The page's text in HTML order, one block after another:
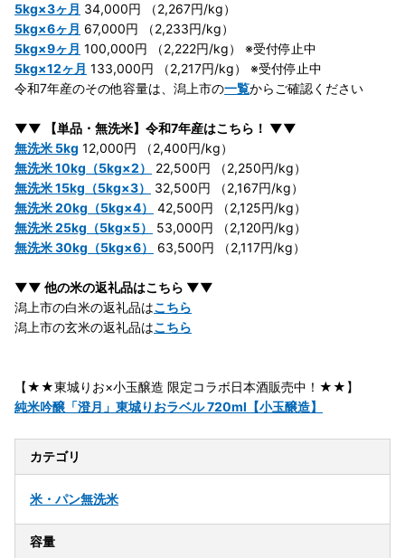
5kg×3ヶ月 34,000円 （2,267円/kg）
5kg×6ヶ月 67,000円 （2,233円/kg）
5kg×9ヶ月 100,000円 （2,222円/kg） ※受付停止中
5kg×12ヶ月 133,000円 （2,217円/kg） ※受付停止中
令和7年産のその他容量は、潟上市の一覧からご確認ください
▼▼ 【単品・無洗米】令和7年産はこちら！ ▼▼
無洗米 5kg 12,000円 （2,400円/kg）
無洗米 10kg（5kg×2）
22,500円 （2,250円/kg）
無洗米 15kg（5kg×3）
32,500円 （2,167円/kg）
無洗米 20kg（5kg×4）
42,500円 （2,125円/kg）
無洗米 25kg（5kg×5）
53,000円 （2,120円/kg）
無洗米 30kg（5kg×6）
63,500円 （2,117円/kg）
▼▼ 他の米の返礼品はこちら ▼▼
潟上市の白米の返礼品はこちら
潟上市の玄米の返礼品はこちら
【★★東城りお×小玉醸造 限定コラボ日本酒販売中！★★】
純米吟醸「澄月」東城りおラベル 720ml【小玉醸造】
カテゴリ
米・パン無洗米
容量